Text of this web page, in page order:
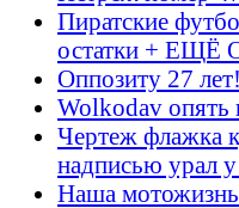
Пиратские
остатки + ЕЩЁ
Оппозиту 27
Wolkodav опять
Чертеж флажка
надписью урал у
Наша мотожизнь